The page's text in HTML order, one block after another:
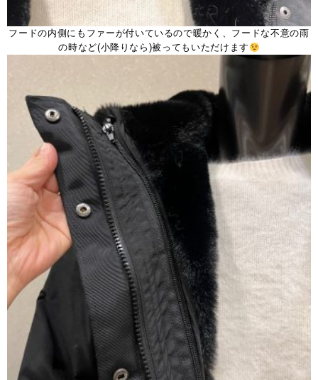
フードの内側にもファーが付いているので暖かく、フードな不意の雨
の時など(小降りなら)被ってもいただけます